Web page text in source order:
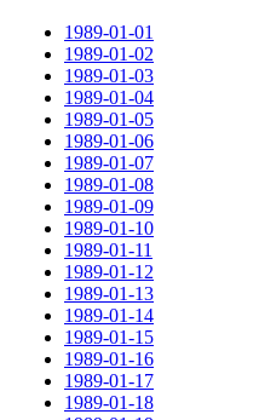
1989-01-01
1989-01-02
1989-01-03
1989-01-04
1989-01-05
1989-01-06
1989-01-07
1989-01-08
1989-01-09
1989-01-10
1989-01-11
1989-01-12
1989-01-13
1989-01-14
1989-01-15
1989-01-16
1989-01-17
1989-01-18